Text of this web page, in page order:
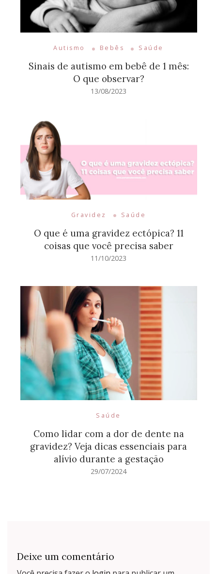
Autismo Bebês Saúde
Sinais de autismo em bebê de 1 mês:
O que observar?
13/08/2023
Gravidez Saúde
O que é uma gravidez ectópica? 11
coisas que você precisa saber
11/10/2023
Saúde
Como lidar com a dor de dente na
gravidez? Veja dicas essenciais para
alívio durante a gestação
29/07/2024
Deixe um comentário